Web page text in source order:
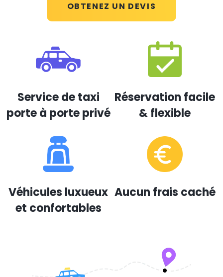
OBTENEZ UN DEVIS
Service de taxi
porte à porte privé
Réservation facile
& flexible
Véhicules luxueux
et confortables
Aucun frais caché